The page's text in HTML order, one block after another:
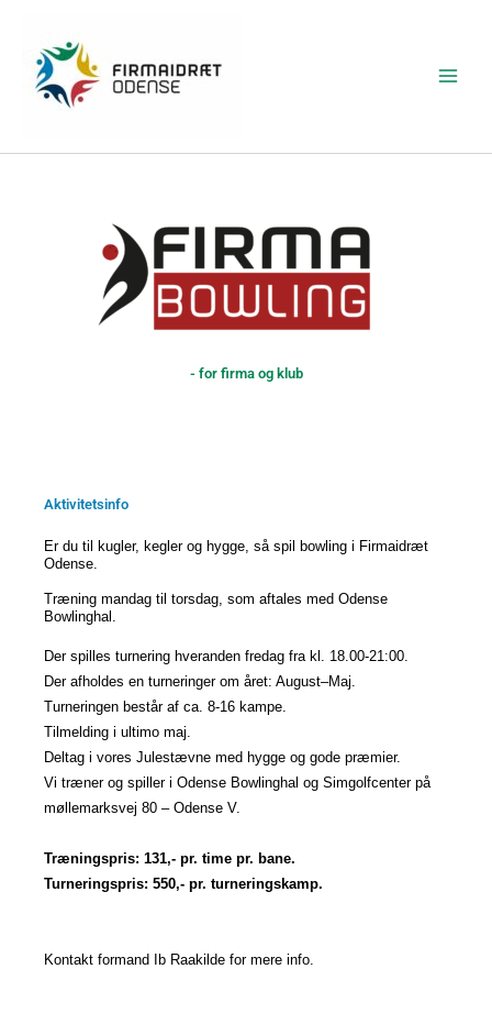
indholdet
- for firma og klub
Aktivitetsinfo
Er du til kugler, kegler og hygge, så spil bowling i Firmaidræt
Odense.
Træning mandag til torsdag, som aftales med Odense
Bowlinghal.
Der spilles turnering hveranden fredag fra kl. 18.00-21:00.
Der afholdes en turneringer om året: August–Maj.
Turneringen består af ca. 8-16 kampe.
Tilmelding i ultimo maj.
Deltag i vores Julestævne med hygge og gode præmier.
Vi træner og spiller i Odense Bowlinghal og Simgolfcenter på
møllemarksvej 80 – Odense V.
Træningspris: 131,- pr. time pr. bane.
Turneringspris: 550,- pr. turneringskamp.
Kontakt formand Ib Raakilde for mere info.